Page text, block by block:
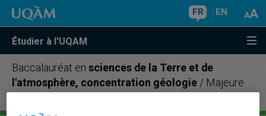
FR EN
Étudier à l'UQAM
Baccalauréat en sciences de la Terre et de
l'atmosphère, concentration géologie / Majeure